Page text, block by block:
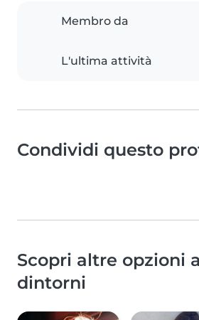
Membro da
L'ultima attività
Condividi questo
Scopri altre opzioni
dintorni